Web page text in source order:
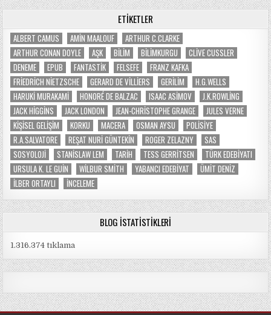
ETIKETLER
ALBERT CAMUS AMIN MAALOUF
ARTHUR C.CLARKE
ARTHUR CONAN DOYLE
AŞK BILIM BILIMKURGU
CLIVE CUSSLER
DENEME
EPUB FANTASTIK FELSEFE
FRANZ KAFKA
FRIEDRICH NIETZSCHE
GERARD DE VILLIERS GERILIM
H.G.WELLS
HARUKI MURAKAMI
HONORÉ DE BALZAC ISAAC ASIMOV
J.K.ROWLING
JACK HIGGINS
JACK LONDON JEAN-CHRISTOPHE GRANGE
JULES VERNE
KIŞISEL GELIŞIM
KORKU MACERA OSMAN AYSU
POLISIYE
R.A.SALVATORE
REŞAT NURI GÜNTEKIN ROGER ZELAZNY
SAS
SOSYOLOJI
STANISLAW LEM TARIH TESS GERRITSEN
TÜRK EDEBIYATI
URSULA K. LE GUIN
WILBUR SMITH YABANCI EDEBIYAT
ÜMIT DENIZ
İLBER ORTAYLI
İNCELEME
BLOG İSTATISTIKLERI
1.316.374 tıklama